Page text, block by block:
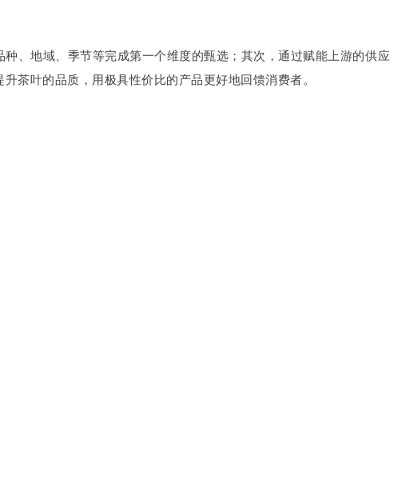
、地域、季节等完成第一个维度的甄选；其次，通过赋能上游的供应
茶叶的品质，用极具性价比的产品更好地回馈消费者。